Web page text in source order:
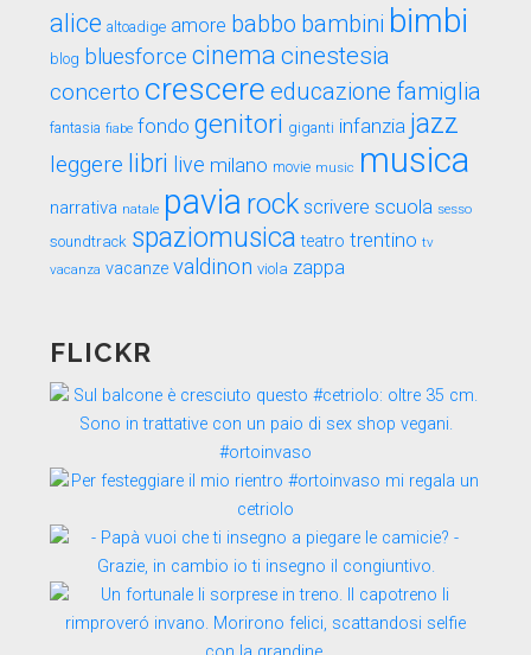
alice altoadige amore babbo bambini bimbi
blog bluesforce cinema cinestesia
concerto crescere educazione famiglia
fantasia fiabe fondo genitori giganti infanzia jazz
leggere libri live milano movie music musica
narrativa natale pavia rock scrivere scuola sesso
soundtrack spaziomusica teatro trentino tv
vacanza vacanze valdinon viola zappa
FLICKR